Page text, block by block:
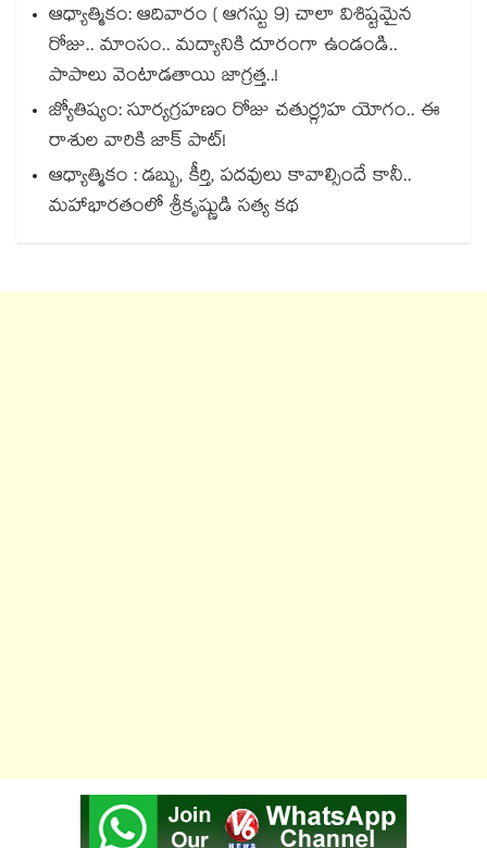
ఆధ్యాత్మికం: ఆదివారం ( ఆగస్టు 9) చాలా విశిష్టమైన
రోజు.. మాంసం.. మద్యానికి దూరంగా ఉండండి..
పాపాలు వెంటాడతాయి జాగ్రత్త..!
జ్యోతిష్యం: సూర్యగ్రహణం రోజు చతుర్గ్రహ యోగం.. ఈ
రాశుల వారికి జాక్ పాట్!
ఆధ్యాత్మికం : డబ్బు, కీర్తి, పదవులు కావాల్సిందే కానీ..
మహాభారతంలో శ్రీకృష్ణుడి సత్య కథ